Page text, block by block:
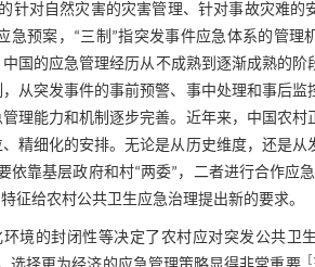
针对自然灾害的灾害管理、针对事故灾难的
急预案，“三制”指突发事件应急体系的管理
的应急管理经历从不成熟到逐渐成熟的阶
从突发事件的事前预警、事中处理和事后监
理能力和机制逐步完善。近年来，中国农
精细化的安排。无论是从历史维度，还是从
依靠基层政府和村“两委”，二者进行合作应急
征给农村公共卫生应急治理提出新的要求。
境的封闭性等决定了农村应对突发公共卫